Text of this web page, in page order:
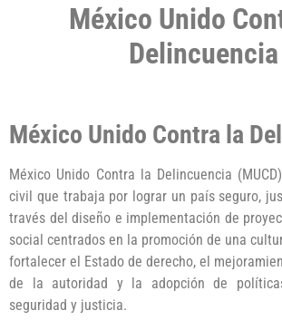
México Unido
Delincuencia
México Unido Contra la
México Unido Contra la Delincuencia
civil que trabaja por lograr un país seguro,
través del diseño e implementación de
social centrados en la promoción de una
fortalecer el Estado de derecho, el
de la autoridad y la adopción de
seguridad y justicia.